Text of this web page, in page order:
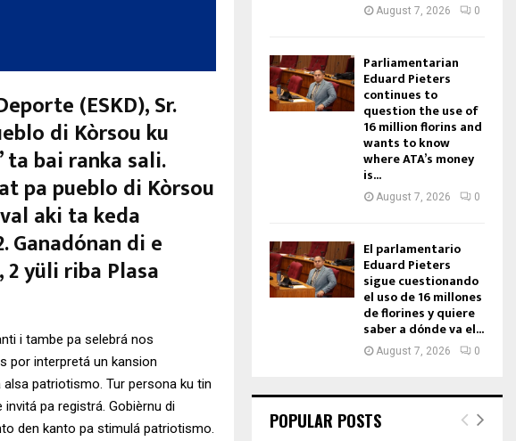
(ESKD), Sr.
di Kòrsou ku
ta bai ranka sali.
pa pueblo di Kòrsou
aki ta keda
Ganadónan di e
yüli riba Plasa
i tambe pa selebrá nos
por interpretá un kansion
patriotismo. Tur persona ku tin
pa registrá. Gobièrnu di
den kanto pa stimulá patriotismo.
August 7, 2026 0
Parliamentarian
Eduard Pieters
continues to
question the use of
16 million florins and
wants to know
where ATA’s money
is...
August 7, 2026 0
El parlamentario
Eduard Pieters
sigue cuestionando
el uso de 16 millones
de florines y quiere
saber a dónde va el...
August 7, 2026 0
POPULAR POSTS